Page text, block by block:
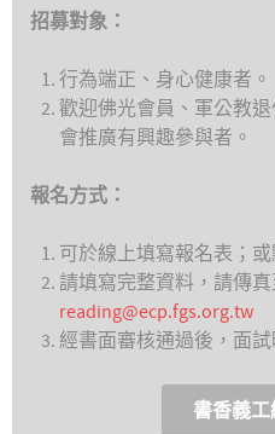
招募對象：
行為端正、身心健康者。
歡迎佛光會員、軍公教
會推廣有興趣參與者。
報名方式：
可於線上填寫報名表；
請填寫完整資料，請傳真
reading@ecp.fgs.org.tw
經書面審核通過後，面試
書香義